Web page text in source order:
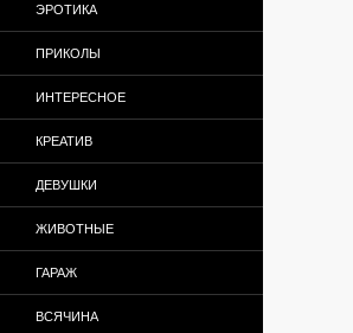
ЭРОТИКА
ПРИКОЛЫ
ИНТЕРЕСНОЕ
КРЕАТИВ
ДЕВУШКИ
ЖИВОТНЫЕ
ГАРАЖ
ВСЯЧИНА